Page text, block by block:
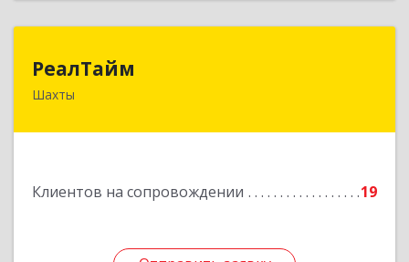
РеалТайм
Шахты
Клиентов на сопровождении 19